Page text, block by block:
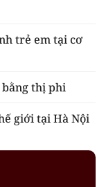
trẻ em tại cơ
thị phi
giới tại Hà Nội